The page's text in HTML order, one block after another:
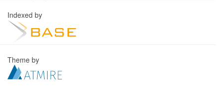
Indexed by
Theme by